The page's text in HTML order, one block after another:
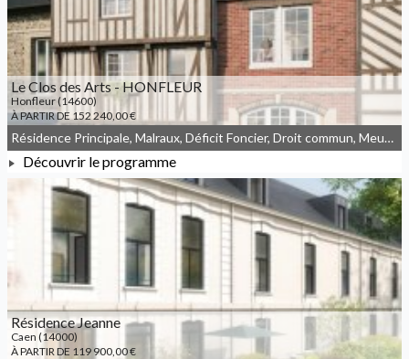
Le Clos des Arts - HONFLEUR
Honfleur (14600)
À PARTIR DE 152 240,00 €
À PARTIR DE 152 240,00 €
Résidence Principale, Malraux, Déficit Foncier, Droit commun, Meublé non géré
Découvrir le programme
Résidence Jeanne
Caen (14000)
À PARTIR DE 119 900,00 €